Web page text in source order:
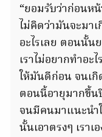
“ยอมรับว่าก่อนหน้
ไม่คิดว่ามันจะมา
อะไรเลย ตอนนั้
เราไม่อยากทำอะ
ให้มันดีก่อน จนเ
ตอนนี้อายุมากขึ้น
จนมีคนมาแนะนำ
นั้นเอาตรงๆ เรา